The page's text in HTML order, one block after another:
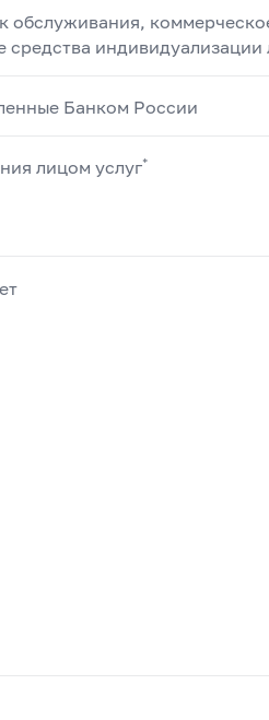
обслуживания,
средства индивидуализации
Банком России
лицом услуг*